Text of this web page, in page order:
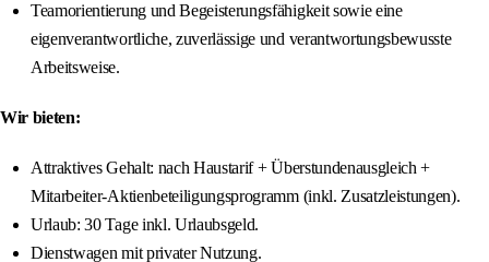
Teamorientierung und Begeisterungsfähigkeit sowie eine
eigenverantwortliche, zuverlässige und verantwortungsbewusste
Arbeitsweise.
Wir bieten:
Attraktives Gehalt: nach Haustarif + Überstundenausgleich +
Mitarbeiter-Aktienbeteiligungsprogramm (inkl. Zusatzleistungen).
Urlaub: 30 Tage inkl. Urlaubsgeld.
Dienstwagen mit privater Nutzung.